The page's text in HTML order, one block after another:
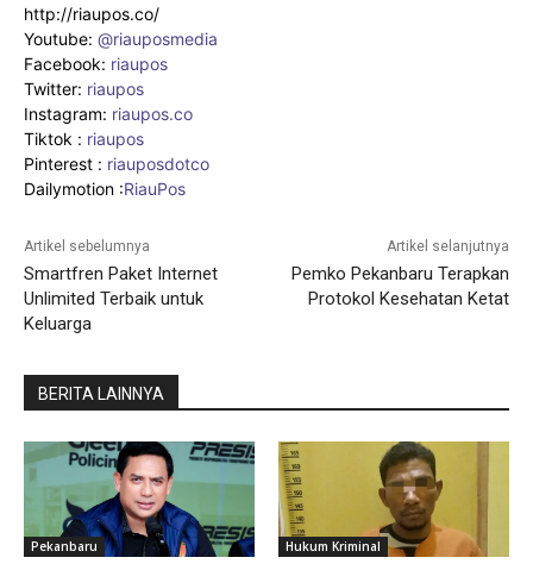
http://riaupos.co/
Youtube: @riauposmedia
Facebook: riaupos
Twitter: riaupos
Instagram: riaupos.co
Tiktok : riaupos
Pinterest : riauposdotco
Dailymotion :RiauPos
Artikel sebelumnya
Smartfren Paket Internet
Unlimited Terbaik untuk
Keluarga
Artikel selanjutnya
Pemko Pekanbaru Terapkan
Protokol Kesehatan Ketat
BERITA LAINNYA
Pekanbaru Hukum Kriminal